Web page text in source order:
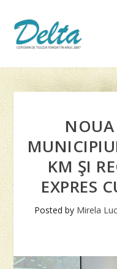
KM ŞI
EXPRES
Posted by Mirela